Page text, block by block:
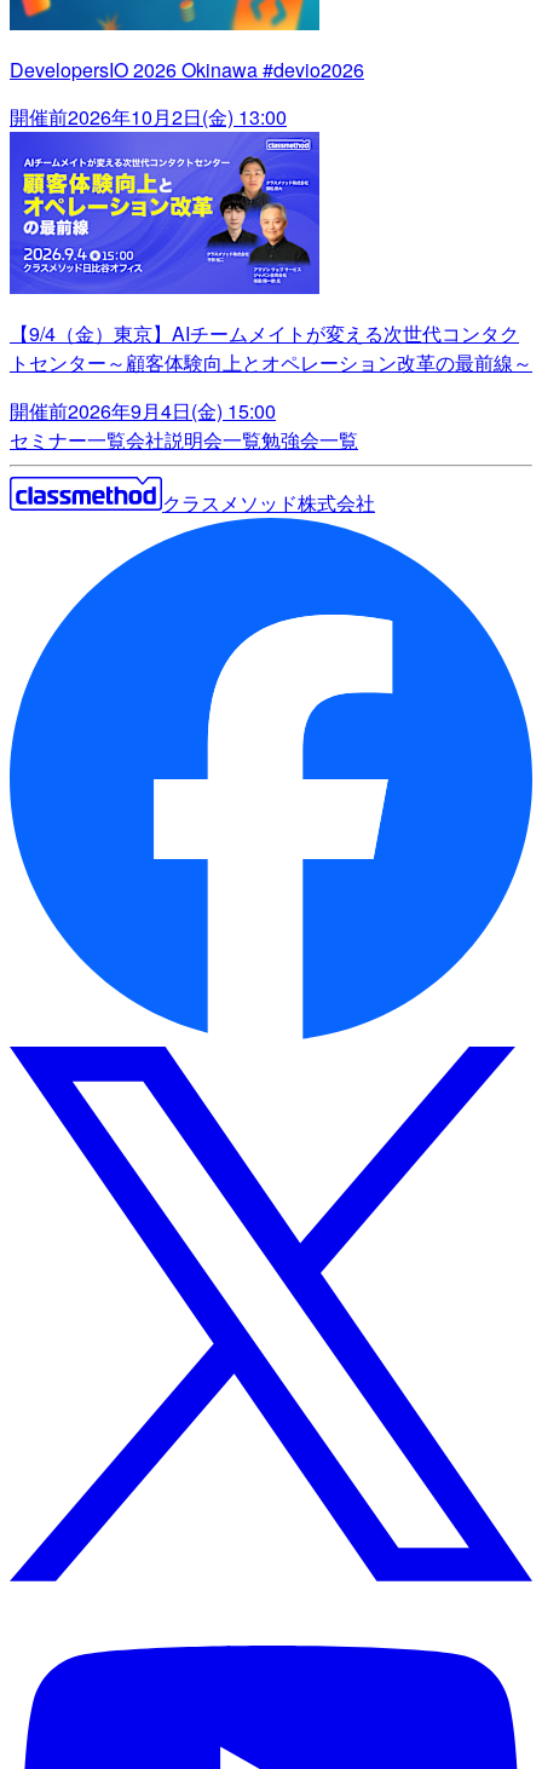
DevelopersIO 2026 Okinawa #devio2026
開催前2026年10月2日(金) 13:00
【9/4（金）東京】AIチームメイトが変える次世代コンタク
トセンター～顧客体験向上とオペレーション改革の最前線～
開催前2026年9月4日(金) 15:00
セミナー一覧会社説明会一覧勉強会一覧
クラスメソッド株式会社